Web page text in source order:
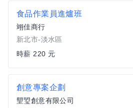
食品作業員進爐班
翊佳商行
新北市-淡水區
時薪 220 元
創意專案企劃
朢琞創意有限公司